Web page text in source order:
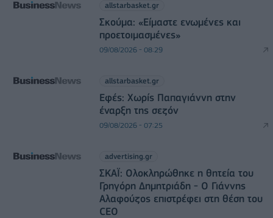
allstarbasket.gr
Σκούμα: «Είμαστε ενωμένες και
προετοιμασμένες»
09/08/2026 - 08:29
allstarbasket.gr
Εφές: Χωρίς Παπαγιάννη στην
έναρξη της σεζόν
09/08/2026 - 07:25
advertising.gr
ΣΚΑΪ: Ολοκληρώθηκε η θητεία του
Γρηγόρη Δημητριάδη - Ο Γιάννης
Αλαφούζος επιστρέφει στη θέση του
CEO